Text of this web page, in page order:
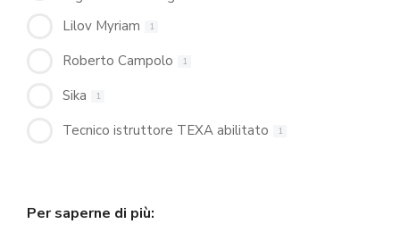
Lilov Myriam
1
Roberto Campolo 1
Sika 1
Tecnico istruttore TEXA abilitato 1
Per saperne di più: